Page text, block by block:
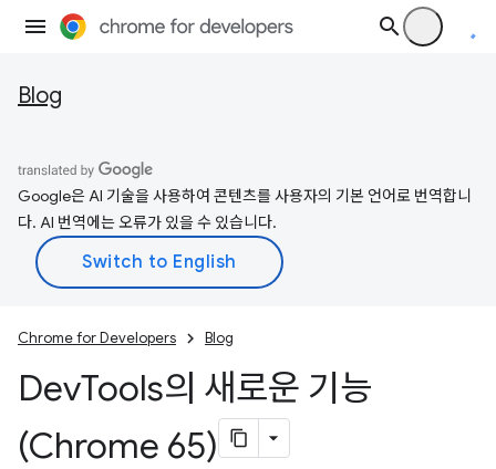
Blog
Google은 AI 기술을 사용하여 콘텐츠를 사용자의 기본 언어로 번역합니
다. AI 번역에는 오류가 있을 수 있습니다.
Chrome for Developers Blog
DevTools의 새로운 기능
(Chrome 65)